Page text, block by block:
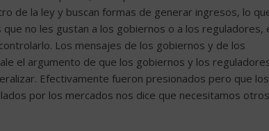
de la ley y buscan formas de generar ingresos, lo
no les gustan a los gobiernos o a los reguladores,
Los mensajes de los gobiernos y de los
el argumento de que los gobiernos y los
Efectivamente fueron presionados pero que los
por los mercados nos dice que necesitamos otros